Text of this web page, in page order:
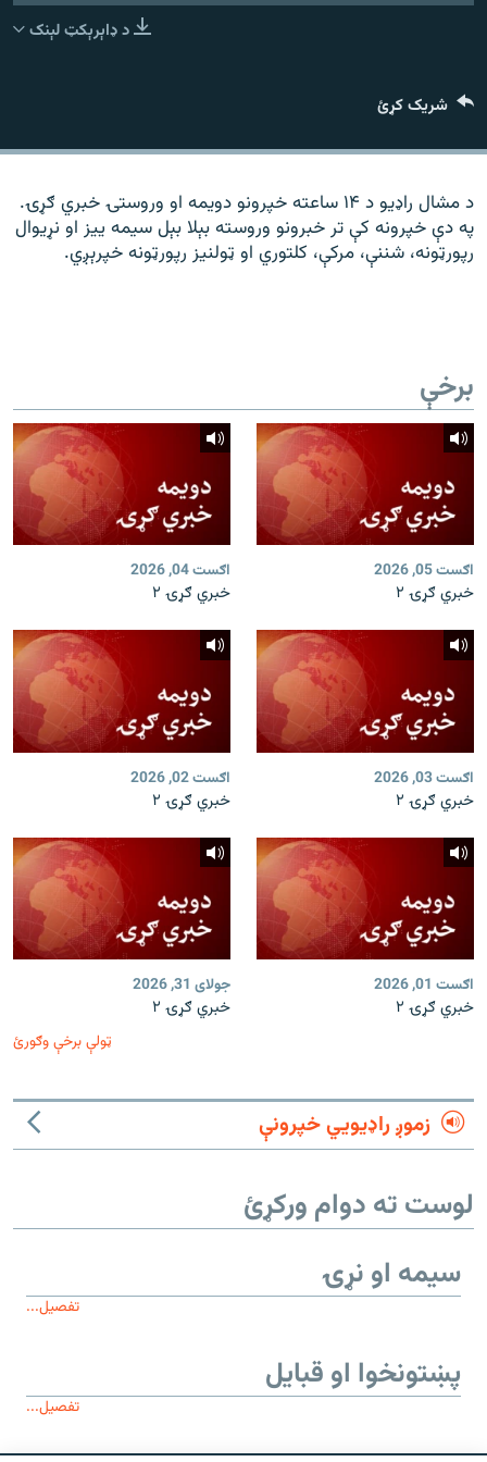
د ازادې اروپا راډیو ټولې ووبپاڼې
د ډاېرېکټ لېنک
شریک کړئ
د مشال راډیو د ۱۴ ساعته خپرونو دویمه او وروستۍ خبري ګړۍ.
په دې خپرونه کې تر خبرونو وروسته بېلا بېل سیمه ییز او نړیوال
رپورټونه، شننې، مرکې، کلتوري او ټولنیز رپورټونه خپرېږي.
برخې
اګست 05, 2026
خبري ګړۍ ۲
اګست 04, 2026
خبري ګړۍ ۲
اګست 03, 2026
خبري ګړۍ ۲
اګست 02, 2026
خبري ګړۍ ۲
اګست 01, 2026
خبري ګړۍ ۲
جولای 31, 2026
خبري ګړۍ ۲
ټولې برخې وګورئ
زموږ راډیويي خپرونې
لوست ته دوام ورکړئ
سیمه او نړۍ
تفصیل...
پښتونخوا او قبایل
تفصیل...